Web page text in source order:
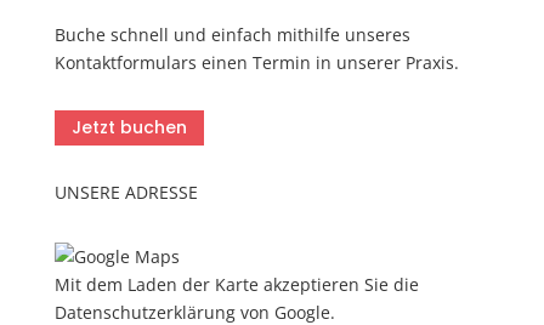
Buche schnell und einfach mithilfe unseres
Kontaktformulars einen Termin in unserer Praxis.
Jetzt buchen
UNSERE ADRESSE
Mit dem Laden der Karte akzeptieren Sie die
Datenschutzerklärung von Google.